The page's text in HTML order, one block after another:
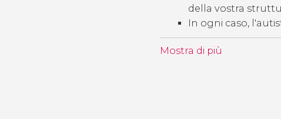
della vostra
In ogni caso,
Mostra di più